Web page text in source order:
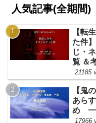
人気記事(全期間)
【転
た件
じ・
覧 ＆
21185
【鬼
あら
め 一
17966